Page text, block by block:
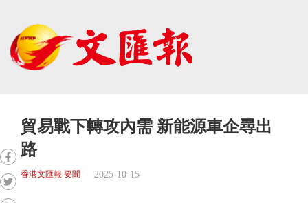
貿易戰下轉攻內需 新能源車企尋出
路
香港文匯報 要聞 2025-10-15